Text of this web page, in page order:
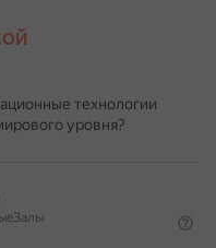
технологии
уровня?